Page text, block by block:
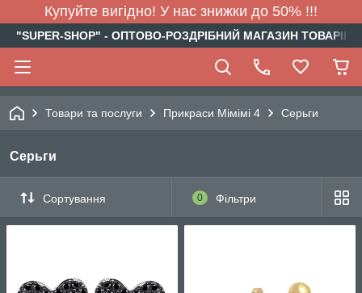
Купуйте вигідно! У нас знижки до 50% !!!
"SUPER-SHOP" - ОПТОВО-РОЗДРІБНИЙ МАГАЗИН
Товари та послуги Прикраси Мімімі 4 Серьги
Серьги
Сортування 0 Фільтри